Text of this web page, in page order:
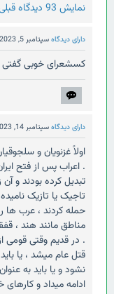
نمایش 93 دیدگاه قبلی
دارای دیدگاهسپتامبر 5, 2023
کسشعرای خوبی گفتی
دارای دیدگاهسپتامبر 14, 2023
اولاً غزنویان و
. اعراب پس از فتح
تبدیل کرده بودند و
تاجیک یا تازیک
حمله کردند ، عرب ها
مناطق مانند هند ،
. در قدیم وقتی
قتل عام میشد ، یا
نشود و یا باید به
ادامه میداد و